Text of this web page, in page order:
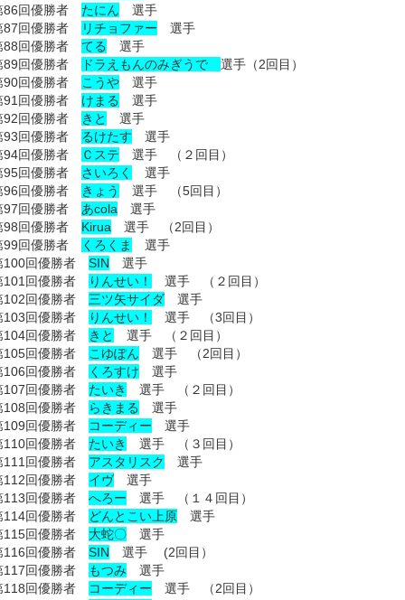
86回優勝者 たにん 選手
87回優勝者
リチョファー 選手
88回優勝者 てる
選手
89回優勝者
ドラえもんのみぎうで 選手（2回目）
90回優勝者
こうや 選手
91回優勝者 けまる
選手
92回優勝者
きと
選手
93回優勝者 るけたす 選手
94回優勝者
Ｃステ 選手 （２回目）
95回優勝者 さいろく
選手
96回優勝者
きょう
選手 （5回目）
97回優勝者 あcola 選手
98回優勝者 Kirua 選手 （2回目）
99回優勝者
くろくま
選手
100回優勝者 SIN 選手
101回優勝者
りんせい！
選手 （２回目）
102回優勝者 三ツ矢サイダ 選手
103回優勝者
りんせい！
選手 （3回目）
104回優勝者
きと
選手 （２回目）
105回優勝者
こゆぽん 選手 （2回目）
106回優勝者
くろすけ 選手
107回優勝者 たいき
選手 （２回目）
108回優勝者
らきまる
選手
109回優勝者
コーディー 選手
110回優勝者 たいき
選手 （３回目）
111回優勝者 アスタリスク
選手
112回優勝者 イヴ 選手
113回優勝者 へろー 選手 （１４回目）
114回優勝者
どんとこい上原 選手
115回優勝者 大蛇〇 選手
116回優勝者 SIN 選手 (2回目）
117回優勝者
もつみ 選手
118回優勝者
コーディー 選手 （2回目）